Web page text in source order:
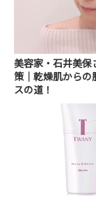
美容家・石井美保
策｜乾燥肌からの
スの道！